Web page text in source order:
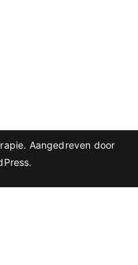
. Aangedreven door
.